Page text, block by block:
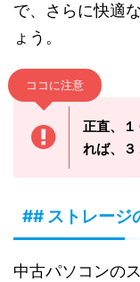
で、さらに快適
ょう。
ココに注意
正直、１
れば、３
## ストレージ
中古パソコンの